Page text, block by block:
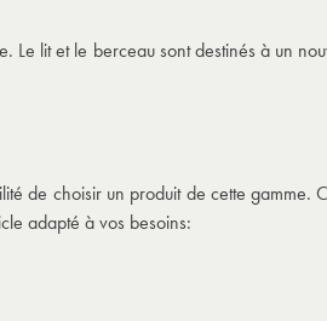
Le lit et le berceau sont destinés à un
de choisir un produit de cette gamme.
adapté à vos besoins: